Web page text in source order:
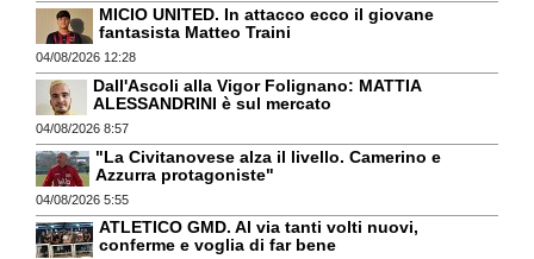
MICIO UNITED. In attacco ecco il giovane
fantasista Matteo Traini
04/08/2026 12:28
Dall'Ascoli alla Vigor Folignano: MATTIA
ALESSANDRINI è sul mercato
04/08/2026 8:57
"La Civitanovese alza il livello. Camerino e
Azzurra protagoniste"
04/08/2026 5:55
ATLETICO GMD. Al via tanti volti nuovi,
conferme e voglia di far bene